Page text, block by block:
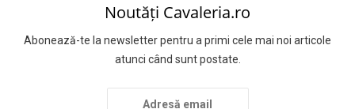
Noutăți Cavaleria.ro
Abonează-te la newsletter pentru a primi cele mai noi articole
atunci când sunt postate.